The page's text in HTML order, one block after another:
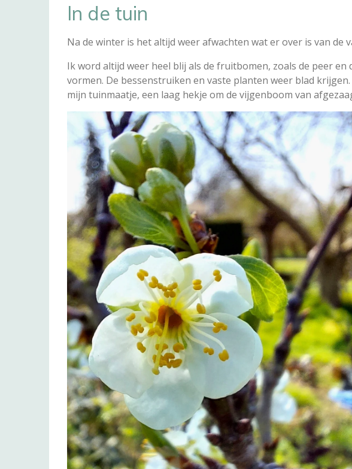
In de tuin
Na de winter is het altijd weer afwachten wat er over is van
Ik word altijd weer heel blij als de fruitbomen, zoals de peer
vormen. De bessenstruiken en vaste planten weer blad
mijn tuinmaatje, een laag hekje om de vijgenboom van